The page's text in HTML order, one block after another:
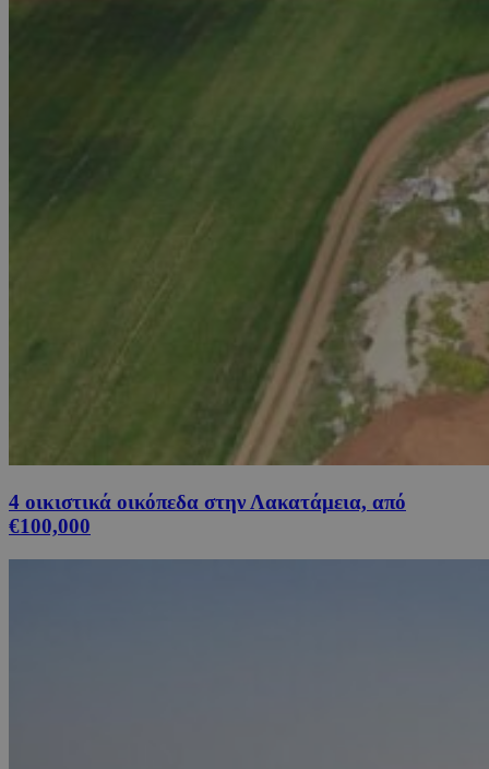
4 οικιστικά οικόπεδα στην Λακατάμεια, από
€100,000